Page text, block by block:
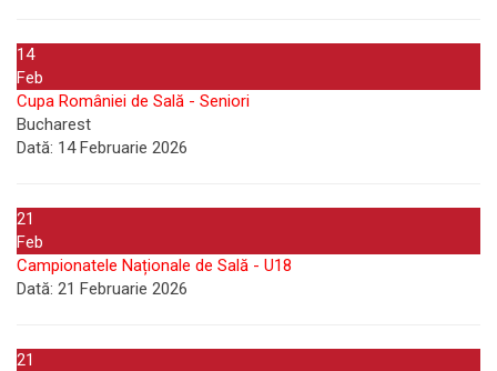
14
Feb
Cupa României de Sală - Seniori
Bucharest
Dată: 14 Februarie 2026
21
Feb
Campionatele Naționale de Sală - U18
Dată: 21 Februarie 2026
21